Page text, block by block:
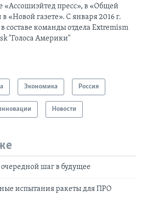
«Ассошиэйтед пресс», в «Общей
в «Новой газете». С января 2016 г.
в составе команды отдела Extremism
"Голоса Америки"
Экономика Россия
Новости
шаг в будущее
испытания ракеты для ПРО